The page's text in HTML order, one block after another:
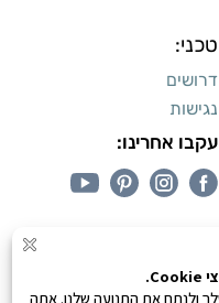
טכני:
דרושים
נגישות
עקבו אחרינו: